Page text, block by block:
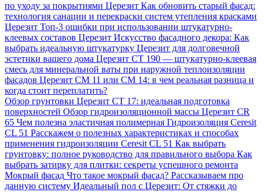
по уходу за покрытиями Церезит Как обновить старый фасад:
технология санации и перекраски систем утепления красками
Церезит Топ-3 ошибки при использовании штукатурно-
клеевых составов Церезит Искусство фасадного декора: Как
выбрать идеальную штукатурку Церезит для долговечной
эстетики вашего дома Церезит CT 190 — штукатурно-клеевая
смесь для минеральной ваты при наружной теплоизоляции
фасадов Церезит CM 11 или CM 14: в чем реальная разница и
когда стоит переплатить?
Обзор грунтовки Церезит CT 17: идеальная подготовка
поверхностей Обзор гидроизоляционной массы Церезит CR
65 Чем полезна эластичная полимерная Гидроизоляция Ceresit
CL 51 Расскажем о полезных характеристиках и способах
применения гидроизоляции Ceresit CL 51 Как выбрать
грунтовку: полное руководство для правильного выбора Как
выбрать затирку для плитки: секреты успешного ремонта
Мокрый фасад Что такое мокрый фасад? Рассказываем про
данную систему Идеальный пол с Церезит: От стяжки до